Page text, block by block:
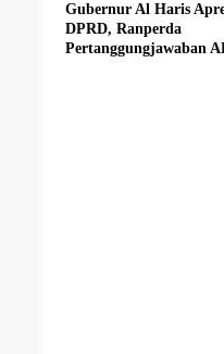
Gubernur Al Haris
DPRD, Ranperda
Pertanggungjawaban